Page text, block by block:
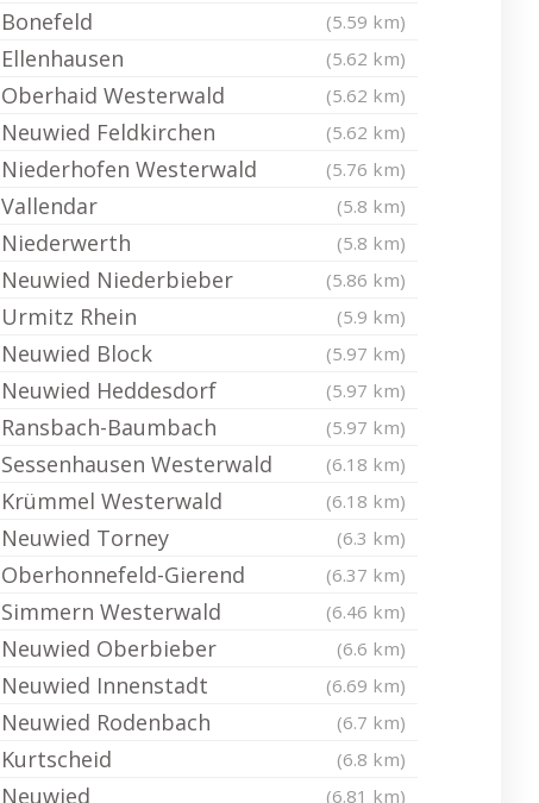
Bonefeld (5.59 km)
Ellenhausen (5.62 km)
Oberhaid Westerwald (5.62 km)
Neuwied Feldkirchen (5.62 km)
Niederhofen Westerwald (5.76 km)
Vallendar (5.8 km)
Niederwerth (5.8 km)
Neuwied Niederbieber (5.86 km)
Urmitz Rhein (5.9 km)
Neuwied Block (5.97 km)
Neuwied Heddesdorf (5.97 km)
Ransbach-Baumbach (5.97 km)
Sessenhausen Westerwald (6.18 km)
Krümmel Westerwald (6.18 km)
Neuwied Torney (6.3 km)
Oberhonnefeld-Gierend (6.37 km)
Simmern Westerwald (6.46 km)
Neuwied Oberbieber (6.6 km)
Neuwied Innenstadt (6.69 km)
Neuwied Rodenbach (6.7 km)
Kurtscheid (6.8 km)
Neuwied (6.81 km)